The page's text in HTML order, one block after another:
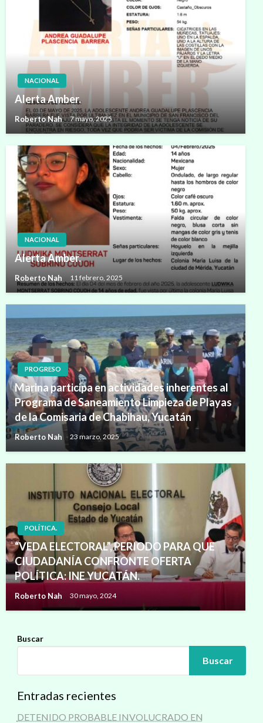
NACIONAL
Alerta Amber.
Roberto Nah 7 mayo, 2025
NACIONAL
Alerta Amber.
Roberto Nah 11 febrero, 2025
PROGRESO
Marina participa en actividades inherentes al
Programa de Saneamiento Limpieza de Playas
de la Comisaria de Chabihau, Yucatán
Roberto Nah 23 marzo, 2025
POLÍTICA.
“VEDA ELECTORAL”, PERIODO PARA QUE
CIUDADANÍA CONFRONTE OFERTA
POLÍTICA: INE YUCATÁN.
Roberto Nah 30 mayo, 2024
Buscar
Buscar
Entradas recientes
DETENIDO PROBABLE INVOLUCRADO EN